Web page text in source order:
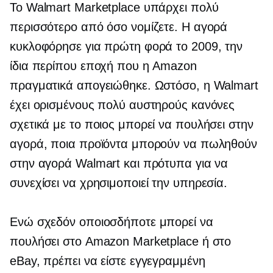
Το Walmart Marketplace υπάρχει πολύ
περισσότερο από όσο νομίζετε. Η αγορά
κυκλοφόρησε για πρώτη φορά το 2009, την
ίδια περίπου εποχή που η Amazon
πραγματικά απογειώθηκε. Ωστόσο, η Walmart
έχει ορισμένους πολύ αυστηρούς κανόνες
σχετικά με το ποιος μπορεί να πουλήσει στην
αγορά, ποια προϊόντα μπορούν να πωληθούν
στην αγορά Walmart και πρότυπα για να
συνεχίσει να χρησιμοποιεί την υπηρεσία.
Ενώ σχεδόν οποιοσδήποτε μπορεί να
πουλήσει στο Amazon Marketplace ή στο
eBay, πρέπει να είστε εγγεγραμμένη